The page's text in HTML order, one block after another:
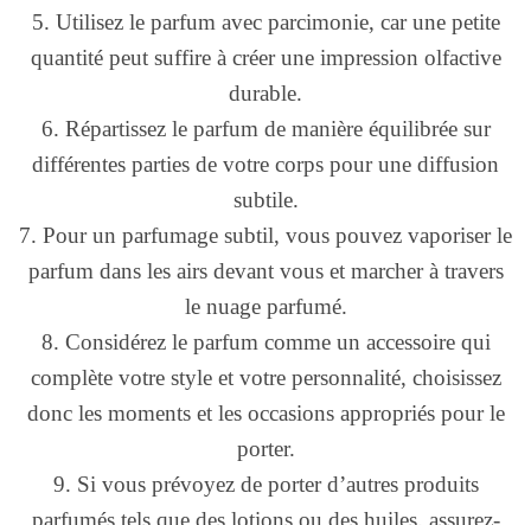
5. Utilisez le parfum avec parcimonie, car une petite
quantité peut suffire à créer une impression olfactive
durable.
6. Répartissez le parfum de manière équilibrée sur
différentes parties de votre corps pour une diffusion
subtile.
7. Pour un parfumage subtil, vous pouvez vaporiser le
parfum dans les airs devant vous et marcher à travers
le nuage parfumé.
8. Considérez le parfum comme un accessoire qui
complète votre style et votre personnalité, choisissez
donc les moments et les occasions appropriés pour le
porter.
9. Si vous prévoyez de porter d’autres produits
parfumés tels que des lotions ou des huiles, assurez-